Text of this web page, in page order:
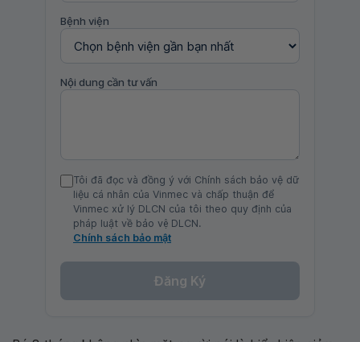
Bệnh viện
Nội dung cần tư vấn
Tôi đã đọc và đồng ý với Chính sách bảo vệ dữ
liệu cá nhân của Vinmec và chấp thuận để
Vinmec xử lý DLCN của tôi theo quy định của
pháp luật về bảo vệ DLCN.
Chính sách bảo mật
Đăng Ký